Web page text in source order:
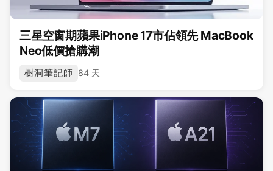
三星空窗期蘋果iPhone 17市佔領先 MacBook
Neo低價搶購潮
樹洞筆記師 84 天